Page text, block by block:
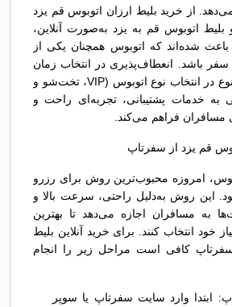
می‌دهد. از خرید بلیط ارزان اتوبوس قم يزد
بلیط اتوبوس قم به يزد به‌صورت آنلاین،
شده‌اند که اتوبوس همچنان یکی از
سفر باشد. انعطاف‌پذیری در انتخاب زمان
حرکت، گزینه‌های متنوع در انتخاب نوع اتوبوس (VIP، تخت‌شو و
خدمات پشتیبانی، تجربه‌ای راحت و
مسافران فراهم می‌کند.
قم يزد از سفرتاپ
امروزه محبوب‌ترین روش برای رزرو
این روش به‌دلیل راحتی، سرعت بالا و
به مسافران اجازه می‌دهد تا بهترین
خود انتخاب کنند. برای خرید آنلاین بلیط
کافی است مراحل زیر را انجام
ابتدا وارد سایت سفرتاپ یا سوپر